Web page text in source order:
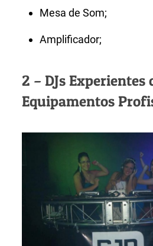
Mesa de Som;
Amplificador;
2 – DJs Experientes
Equipamentos